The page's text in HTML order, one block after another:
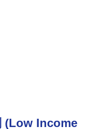
(Low Income